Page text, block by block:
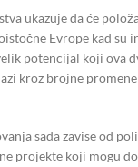
ukazuje da će
Evrope kad su
potencijal koji ova
kroz brojne
sada zavise od
projekte koji mogu